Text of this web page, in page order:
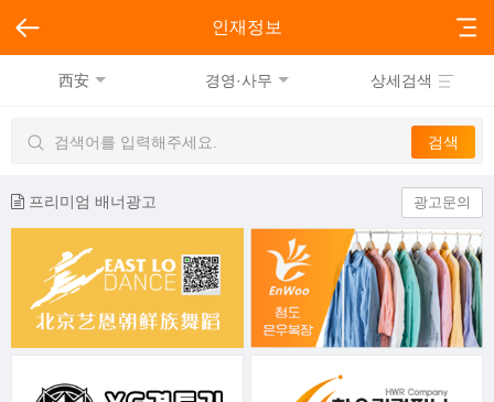
인재정보
西安 경영·사무 상세검색
프리미엄 배너광고 광고문의